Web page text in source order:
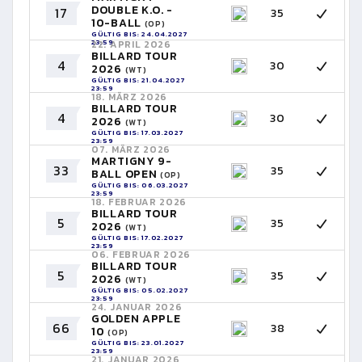
17 DOUBLE K.O. -
10-BALL (OP)
GÜLTIG BIS: 24.04.2027
23:59
35
4
22. APRIL 2026
BILLARD TOUR
2026 (WT)
GÜLTIG BIS: 21.04.2027
23:59
30
4
18. MÄRZ 2026
BILLARD TOUR
2026 (WT)
GÜLTIG BIS: 17.03.2027
23:59
30
33
07. MÄRZ 2026
MARTIGNY 9-
BALL OPEN (OP)
GÜLTIG BIS: 06.03.2027
23:59
35
5
18. FEBRUAR 2026
BILLARD TOUR
2026 (WT)
GÜLTIG BIS: 17.02.2027
23:59
35
5
06. FEBRUAR 2026
BILLARD TOUR
2026 (WT)
GÜLTIG BIS: 05.02.2027
23:59
35
66
24. JANUAR 2026
GOLDEN APPLE
10(OP)
GÜLTIG BIS: 23.01.2027
23:59
38